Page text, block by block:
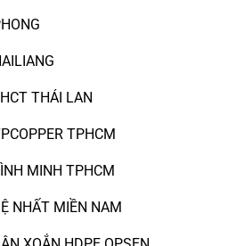
THÁI LAN
TPHCM
MINH TPHCM
NHẤT MIỀN NAM